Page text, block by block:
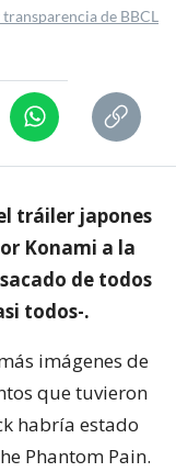
transparencia de BBCL
tráiler japones
Konami a la
de todos
todos-.
imágenes de
que tuvieron
habría estado
Phantom Pain.